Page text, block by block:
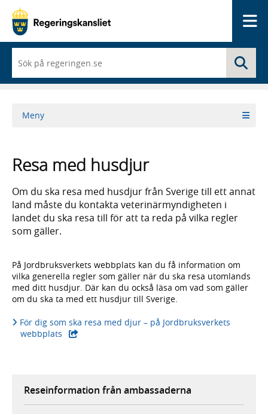
du
börjar
skriva
framträder
sökförslag
Meny
Resa med husdjur
Om du ska resa med husdjur från Sverige till ett annat
land måste du kontakta veterinärmyndigheten i
landet du ska resa till för att ta reda på vilka regler
som gäller.
På Jordbruksverkets webbplats kan du få information om
vilka generella regler som gäller när du ska resa utomlands
med ditt husdjur. Där kan du också läsa om vad som gäller
om du ska ta med ett husdjur till Sverige.
För dig som ska resa med djur – på Jordbruksverkets
webbplats
Reseinformation från ambassaderna